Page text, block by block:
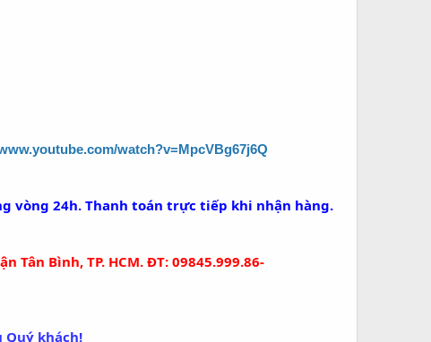
watch?v=MpcVBg67j6Q
vòng 24h. Thanh toán trực tiếp khi nhận hàng.
Tân Bình, TP. HCM. ĐT: 09845.999.86-
Quý khách!